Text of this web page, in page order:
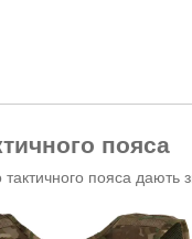
пояса
пояса дають